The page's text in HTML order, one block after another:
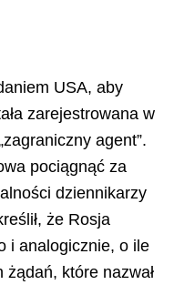
USA, aby
zarejestrowana w
agent”.
pociągnąć za
dziennikarzy
że Rosja
i analogicznie, o ile
które nazwał